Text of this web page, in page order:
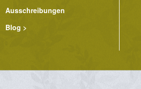
Ausschreibungen
Blog >